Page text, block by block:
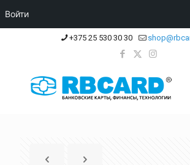
+375 25 530 30 30
Войти